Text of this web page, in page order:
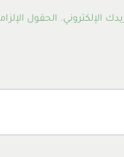
الإلكتروني. الحقول